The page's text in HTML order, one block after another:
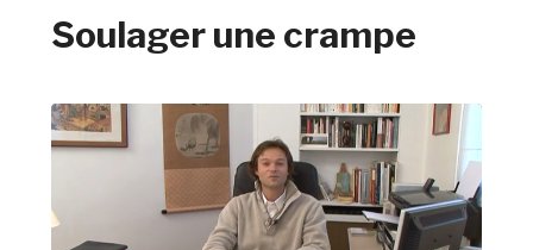
Soulager une crampe